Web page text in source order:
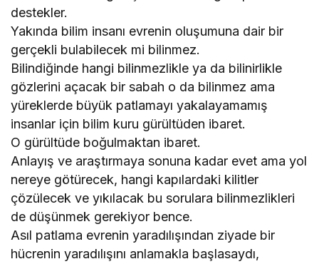
destekler.
Yakında bilim insanı evrenin oluşumuna dair bir
gerçekli bulabilecek mi bilinmez.
Bilindiğinde hangi bilinmezlikle ya da bilinirlikle
gözlerini açacak bir sabah o da bilinmez ama
yüreklerde büyük patlamayı yakalayamamış
insanlar için bilim kuru gürültüden ibaret.
O gürültüde boğulmaktan ibaret.
Anlayış ve araştırmaya sonuna kadar evet ama yol
nereye götürecek, hangi kapılardaki kilitler
çözülecek ve yıkılacak bu sorulara bilinmezlikleri
de düşünmek gerekiyor bence.
Asıl patlama evrenin yaradılışından ziyade bir
hücrenin yaradılışını anlamakla başlasaydı,